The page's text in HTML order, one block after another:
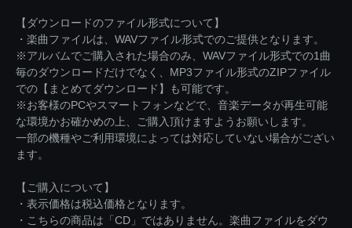
【ダウンロードのファイル形式について】
・楽曲ファイルは、WAVファイル形式でのご提供となります。
※アルバムでご購入された場合のみ、WAVファイル形式での1曲
毎のダウンロードだけでなく、MP3ファイル形式のZIPファイル
での【まとめてダウンロード】も可能です。
※お客様のPCやスマートフォンなどで、音楽データが再生可能
な環境かお確かめの上、ご購入頂けますようお願いします。
一部の機種やご利用環境によっては対応していない場合がござい
ます。
【ご購入について】
・表示価格は税込価格となります。
・こちらの商品は「CD」ではありません。楽曲ファイルをダウ